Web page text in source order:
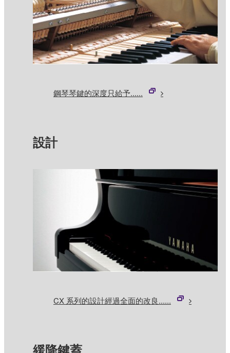
鋼琴琴鍵的深度只給予......
設計
CX 系列的設計經過全面的改良......
緩降鍵蓋